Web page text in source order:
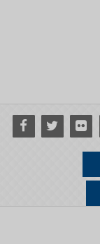
Facebook
Twitter Flickr